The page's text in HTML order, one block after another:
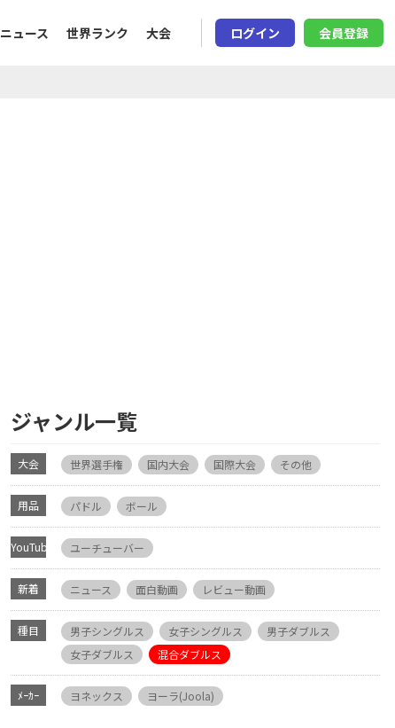
ニュース 世界ランク 大会 ログイン 会員登録
ジャンル一覧
大会 世界選手権 国内大会 国際大会 その他
用品 パドル ボール
YouTube ユーチューバー
新着 ニュース 面白動画 レビュー動画
種目 男子シングルス 女子シングルス
男子ダブルス
女子ダブルス
混合ダブルス
ﾒｰｶｰ ヨネックス ヨーラ(Joola)